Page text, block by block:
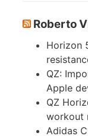
Roberto
Horizon
QZ:
Apple
QZ
workout
Adidas